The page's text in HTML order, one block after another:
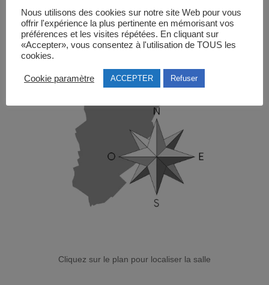
Cliquez sur le plan pour localiser la salle
Nous utilisons des cookies sur notre site Web pour vous
offrir l'expérience la plus pertinente en mémorisant vos
préférences et les visites répétées. En cliquant sur
«Accepter», vous consentez à l'utilisation de TOUS les
cookies.
Cookie paramètre ACCEPTER Refuser